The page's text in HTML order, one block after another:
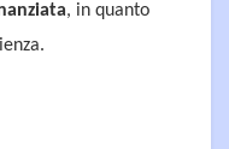
, in quanto